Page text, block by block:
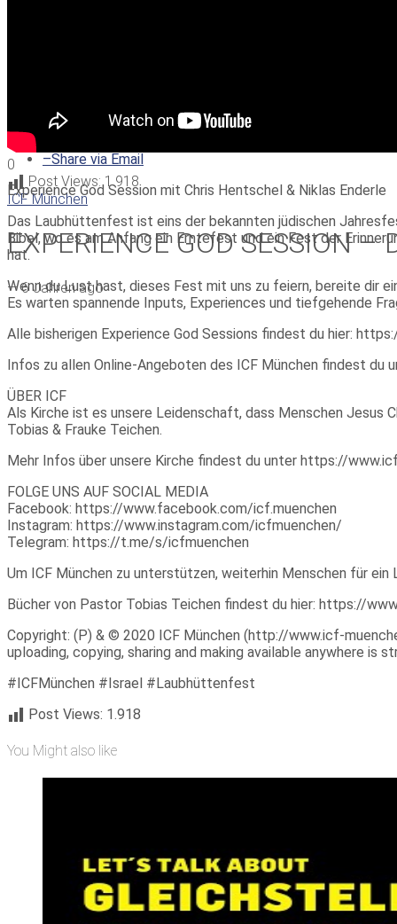
0
Post Views: 1.918
ICF München
EXPERIENCE GOD SESSION
— 6 Jahren ago
Share on Twitter
–Share on Facebook
–Share via Email
Experience God Session mit Chris Hentschel & Niklas Enderle
Das Laubhüttenfest ist eins der bekannten jüdischen
Bibel, wo es am Anfang ein Erntefest und ein Fest der
hat.
Wenn du Lust hast, dieses Fest mit uns zu feiern, bereite dir
Es warten spannende Inputs, Experiences und tiefgehende
Alle bisherigen Experience God Sessions findest du hier:
Infos zu allen Online-Angeboten des ICF München findest
ÜBER ICF
Als Kirche ist es unsere Leidenschaft, dass Menschen Jesus
Tobias & Frauke Teichen.
Mehr Infos über unsere Kirche findest du unter https://
FOLGE UNS AUF SOCIAL MEDIA
Facebook: https://www.facebook.com/icf.muenchen
Instagram: https://www.instagram.com/icfmuenchen/
Telegram: https://t.me/s/icfmuenchen
Um ICF München zu unterstützen, weiterhin Menschen für
Bücher von Pastor Tobias Teichen findest du hier: https://
Copyright: (P) & © 2020 ICF München (http://www.icf-
uploading, copying, sharing and making available anywhere is
#ICFMünchen #Israel #Laubhüttenfest
Post Views: 1.918
You Might also like